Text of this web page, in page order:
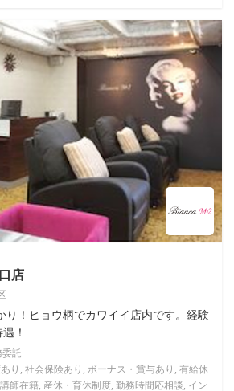
店
り！ヒョウ柄でカワイイ店内です。経験
！
委託
り, 社会保険あり, ボーナス・賞与あり, 有給休
師在籍, 産休・育休制度, 勤務時間応相談, イン